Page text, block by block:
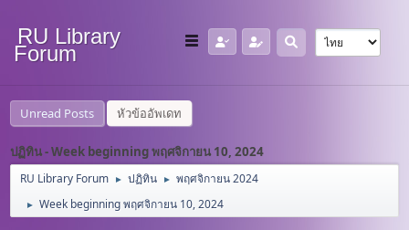
RU Library
Forum
Unread Posts หัวข้ออัพเดท
ปฏิทิน - Week beginning พฤศจิกายน 10, 2024
RU Library Forum ► ปฏิทิน ► พฤศจิกายน 2024
► Week beginning พฤศจิกายน 10, 2024